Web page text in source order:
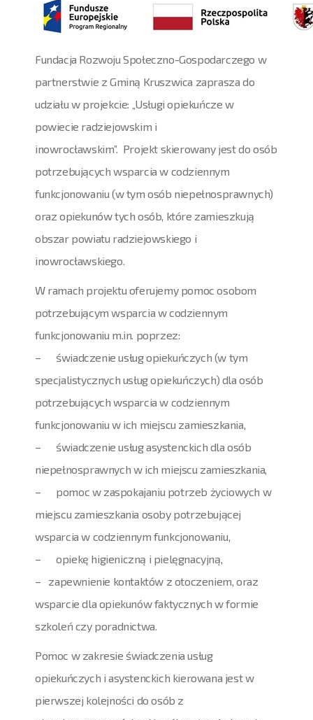
Fundacja Rozwoju Społeczno-Gospodarczego w
partnerstwie z Gminą Kruszwica zaprasza do
udziału w projekcie: „Usługi opiekuńcze w
powiecie radziejowskim i
inowrocławskim”. Projekt skierowany jest do osób
potrzebujących wsparcia w codziennym
funkcjonowaniu (w tym osób niepełnosprawnych)
oraz opiekunów tych osób, które zamieszkują
obszar powiatu radziejowskiego i
inowrocławskiego.
W ramach projektu oferujemy pomoc osobom
potrzebującym wsparcia w codziennym
funkcjonowaniu m.in. poprzez:
– świadczenie usług opiekuńczych (w tym
specjalistycznych usług opiekuńczych) dla osób
potrzebujących wsparcia w codziennym
funkcjonowaniu w ich miejscu zamieszkania,
– świadczenie usług asystenckich dla osób
niepełnosprawnych w ich miejscu zamieszkania,
– pomoc w zaspokajaniu potrzeb życiowych w
miejscu zamieszkania osoby potrzebującej
wsparcia w codziennym funkcjonowaniu,
– opiekę higieniczną i pielęgnacyjną,
– zapewnienie kontaktów z otoczeniem, oraz
wsparcie dla opiekunów faktycznych w formie
szkoleń czy poradnictwa.
Pomoc w zakresie świadczenia usług
opiekuńczych i asystenckich kierowana jest w
pierwszej kolejności do osób z